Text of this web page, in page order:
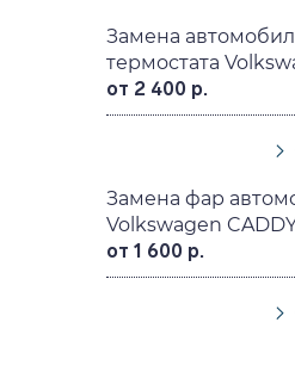
Замена
термостата
от 2 400 р.
Замена фар
Volkswagen
от 1 600 р.